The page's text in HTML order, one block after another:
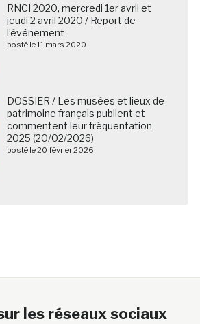
RNCI 2020, mercredi 1er avril et
jeudi 2 avril 2020 / Report de
l’événement
posté le 11 mars 2020
DOSSIER / Les musées et lieux de
patrimoine français publient et
commentent leur fréquentation
2025 (20/02/2026)
posté le 20 février 2026
les réseaux sociaux